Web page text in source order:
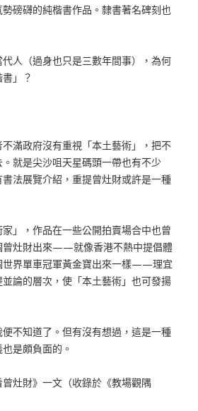
磅礴的純楷書作品。隸書著名碑刻也
人（過身也只是三數年間事），為何
」？
滿政府沒有重視「本土藝術」，把不
就是尖沙咀天星碼頭一帶也有不少
法展覽介紹，重提曾灶財或許是一種
」，作品在一些公開拍賣場合中也曾
曾灶財出來——就像香港不熱中提倡體
世界單車冠軍黃金寶出來一樣——理宜
論的層次，使「本土藝術」也可發揚
不知道了。但有沒有想過，這是一種
是頗負面的。
灶財》一文（收錄於《教場觀隅